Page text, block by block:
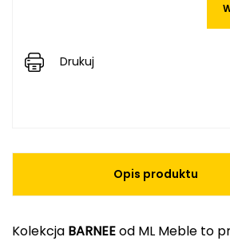
Drukuj
Opis produktu
Kolekcja BARNEEod ML Meble to